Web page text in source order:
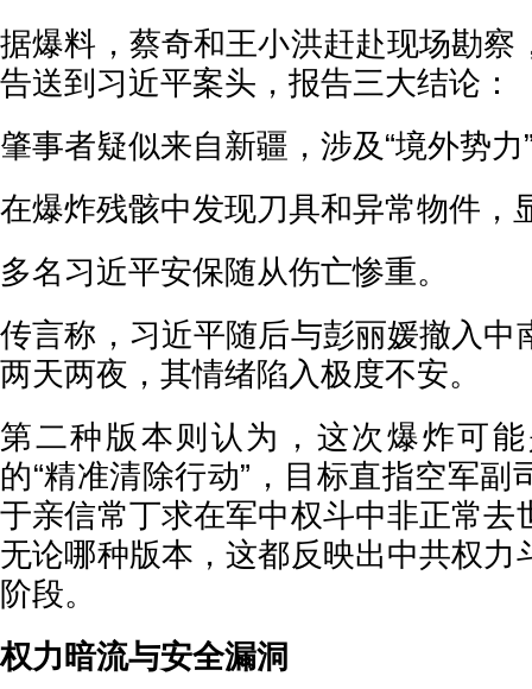
据爆料，蔡奇和王小洪赶赴现场勘察
告送到习近平案头，报告三大结论：
肇事者疑似来自新疆，涉及“境外势力
在爆炸残骸中发现刀具和异常物件，
多名习近平安保随从伤亡惨重。
传言称，习近平随后与彭丽媛撤入中
两天两夜，其情绪陷入极度不安。
第二种版本则认为，这次爆炸可
的“精准清除行动”，目标直指空军副
于亲信常丁求在军中权斗中非正常去
无论哪种版本，这都反映出中共权力
阶段。
权力暗流与安全漏洞